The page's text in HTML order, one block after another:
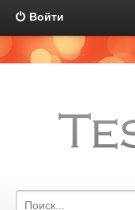
Войти